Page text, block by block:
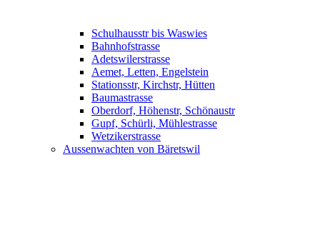
Schulhausstr bis Waswies
Bahnhofstrasse
Adetswilerstrasse
Aemet, Letten, Engelstein
Stationsstr, Kirchstr, Hütten
Baumastrasse
Oberdorf, Höhenstr, Schönaustr
Gupf, Schürli, Mühlestrasse
Wetzikerstrasse
Aussenwachten von Bäretswil